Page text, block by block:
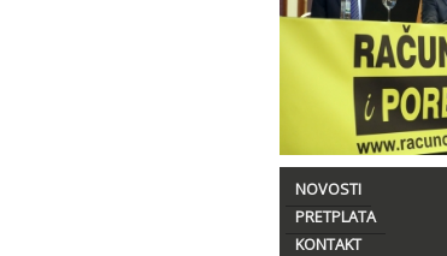
NOVOSTI
PRETPLATA
KONTAKT